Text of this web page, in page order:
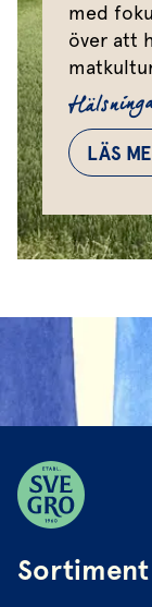
med
över att
LÄS
Sortiment